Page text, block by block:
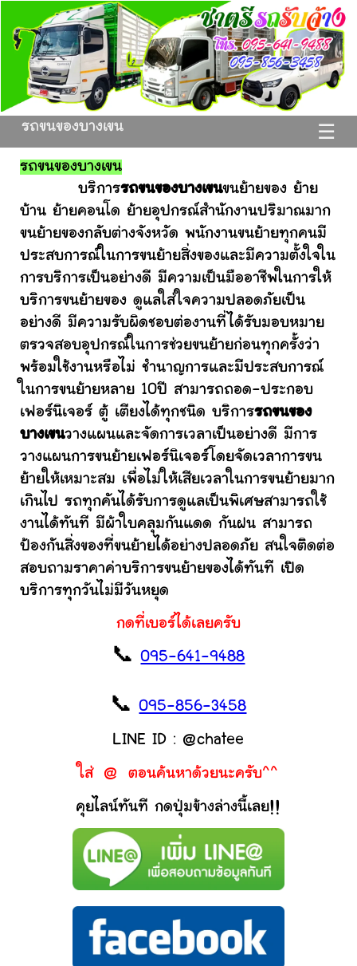
☰
รถขนของบางเขน
รถขนของบางเขน
บริการรถขนของบางเขนขนย้ายของ ย้าย
บ้าน ย้ายคอนโด ย้ายอุปกรณ์สำนักงานปริมาณมาก
ขนย้ายของกลับต่างจังหวัด พนักงานขนย้ายทุกคนมี
ประสบการณ์ในการขนย้ายสิ่งของและมีความตั้งใจใน
การบริการเป็นอย่างดี มีความเป็นมืออาชีพในการให้
บริการขนย้ายของ ดูแลใส่ใจความปลอดภัยเป็น
อย่างดี มีความรับผิดชอบต่องานที่ได้รับมอบหมาย
ตรวจสอบอุปกรณ์ในการช่วยขนย้ายก่อนทุกครั้งว่า
พร้อมใช้งานหรือไม่ ชำนาญการและมีประสบการณ์
ในการขนย้ายหลาย 10ปี สามารถถอด-ประกอบ
เฟอร์นิเจอร์ ตู้ เตียงได้ทุกชนิด บริการรถขนของ
บางเขนวางแผนและจัดการเวลาเป็นอย่างดี มีการ
วางแผนการขนย้ายเฟอร์นิเจอร์โดยจัดเวลาการขน
ย้ายให้เหมาะสม เพื่อไม่ให้เสียเวลาในการขนย้ายมาก
เกินไป รถทุกคันได้รับการดูแลเป็นพิเศษสามารถใช้
งานได้ทันที มีผ้าใบคลุมกันแดด กันฝน สามารถ
ป้องกันสิ่งของที่ขนย้ายได้อย่างปลอดภัย สนใจติดต่อ
สอบถามราคาค่าบริการขนย้ายของได้ทันที เปิด
บริการทุกวันไม่มีวันหยุด
กดที่เบอร์ได้เลยครับ
📞095-641-9488
📞095-856-3458
LINE ID : @chatee
ใส่ @ ตอนค้นหาด้วยนะครับ^^
คุยไลน์ทันที กดปุ่มข้างล่างนี้เลย!!